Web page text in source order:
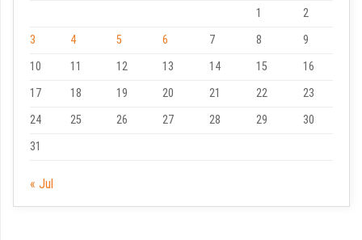
1
2
3
4 5 6 7 8
9
10
11 12 13 14 15
16
17
18 19 20 21 22
23
24
25 26 27 28 29
30
31
« Jul